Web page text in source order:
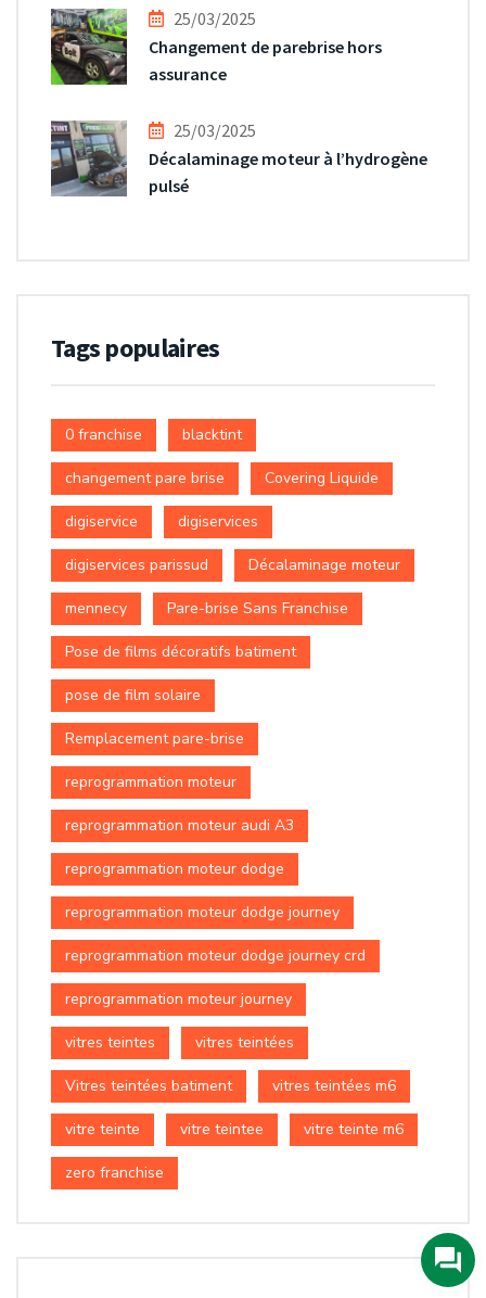
25/03/2025
Changement de parebrise hors
assurance
25/03/2025
Décalaminage moteur à l’hydrogène
pulsé
Tags populaires
0 franchise blacktint
changement pare brise Covering Liquide
digiservice digiservices
digiservices parissud Décalaminage moteur
mennecy Pare-brise Sans Franchise
Pose de films décoratifs batiment
pose de film solaire
Remplacement pare-brise
reprogrammation moteur
reprogrammation moteur audi A3
reprogrammation moteur dodge
reprogrammation moteur dodge journey
reprogrammation moteur dodge journey crd
reprogrammation moteur journey
vitres teintes vitres teintées
Vitres teintées batiment vitres teintées m6
vitre teinte vitre teintee vitre teinte m6
zero franchise